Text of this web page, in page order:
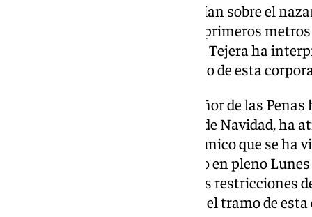
Las ultimas luces de la tarde caían sobre el
Parroquia de San Isidoro en los primeros
la Banda de Música del Maestro Tejera ha
de corte solemne, acorde al estilo de esta
Ya una vez caída la noche, el Señor de las
Salvador, donde entre las luces de Navidad, ha
centro de Sevilla, un contraste único que se ha
noviembre, que se ha convertido en pleno
finalmente el CECOP levantó las restricciones
el publico acompañó el paso en el tramo de esta